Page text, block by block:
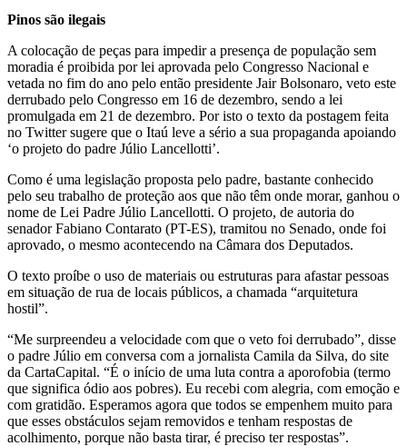
Pinos são ilegais
A colocação de peças para impedir a presença de população sem
moradia é proibida por lei aprovada pelo Congresso Nacional e
vetada no fim do ano pelo então presidente Jair Bolsonaro, veto este
derrubado pelo Congresso em 16 de dezembro, sendo a lei
promulgada em 21 de dezembro. Por isto o texto da postagem feita
no Twitter sugere que o Itaú leve a sério a sua propaganda apoiando
‘o projeto do padre Júlio Lancellotti’.
Como é uma legislação proposta pelo padre, bastante conhecido
pelo seu trabalho de proteção aos que não têm onde morar, ganhou o
nome de Lei Padre Júlio Lancellotti. O projeto, de autoria do
senador Fabiano Contarato (PT-ES), tramitou no Senado, onde foi
aprovado, o mesmo acontecendo na Câmara dos Deputados.
O texto proíbe o uso de materiais ou estruturas para afastar pessoas
em situação de rua de locais públicos, a chamada “arquitetura
hostil”.
“Me surpreendeu a velocidade com que o veto foi derrubado”, disse
o padre Júlio em conversa com a jornalista Camila da Silva, do site
da CartaCapital. “É o início de uma luta contra a aporofobia (termo
que significa ódio aos pobres). Eu recebi com alegria, com emoção e
com gratidão. Esperamos agora que todos se empenhem muito para
que esses obstáculos sejam removidos e tenham respostas de
acolhimento, porque não basta tirar, é preciso ter respostas”.